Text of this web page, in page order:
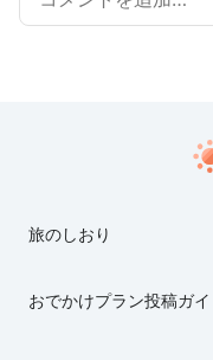
旅のしおり
おでかけプラン投稿ガ